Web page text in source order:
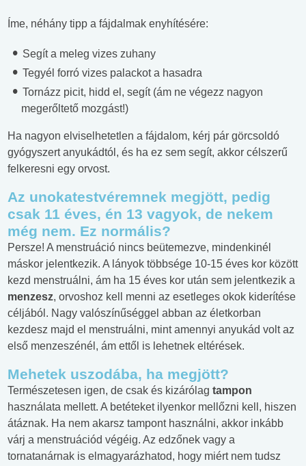
Íme, néhány tipp a fájdalmak enyhítésére:
Segít a meleg vizes zuhany
Tegyél forró vizes palackot a hasadra
Tornázz picit, hidd el, segít (ám ne végezz nagyon
megerőltető mozgást!)
Ha nagyon elviselhetetlen a fájdalom, kérj pár görcsoldó
gyógyszert anyukádtól, és ha ez sem segít, akkor célszerű
felkeresni egy orvost.
Az unokatestvéremnek megjött, pedig
csak 11 éves, én 13 vagyok, de nekem
még nem. Ez normális?
Persze! A menstruáció nincs beütemezve, mindenkinél
máskor jelentkezik. A lányok többsége 10-15 éves kor között
kezd menstruálni, ám ha 15 éves kor után sem jelentkezik a
menzesz, orvoshoz kell menni az esetleges okok kiderítése
céljából. Nagy valószínűséggel abban az életkorban
kezdesz majd el menstruálni, mint amennyi anyukád volt az
első menzeszénél, ám ettől is lehetnek eltérések.
Mehetek uszodába, ha megjött?
Természetesen igen, de csak és kizárólag tampon
használata mellett. A betéteket ilyenkor mellőzni kell, hiszen
átáznak. Ha nem akarsz tampont használni, akkor inkább
várj a menstruációd végéig. Az edzőnek vagy a
tornatanárnak is elmagyarázhatod, hogy miért nem tudsz